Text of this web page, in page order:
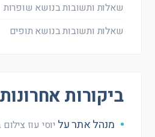
שאלות ותשובות בנושא שופרות
שאלות ותשובות בנושא תופים
ביקורות אחרונות
מנהל אתרעליוסי עוז צילום